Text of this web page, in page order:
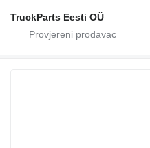
TruckParts Eesti OÜ